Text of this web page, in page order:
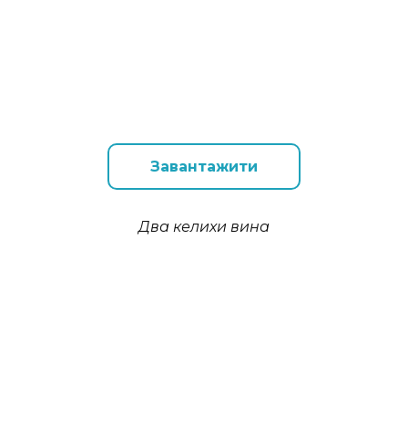
Завантажити
Два келихи вина